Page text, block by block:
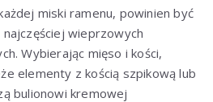
miski ramenu, powinien być
wieprzowych
Wybierając mięso i kości,
elementy z kością szpikową lub
bulionowi kremowej